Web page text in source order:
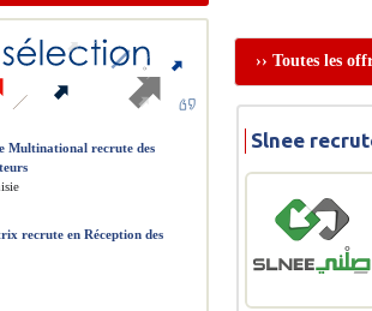
›› Toutes les
Slnee
Multinational recrute des
recrute en Réception des